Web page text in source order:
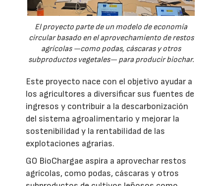
El proyecto parte de un modelo de economía
circular basado en el aprovechamiento de restos
agrícolas —como podas, cáscaras y otros
subproductos vegetales— para producir biochar.
Este proyecto nace con el objetivo ayudar a
los agricultores a diversificar sus fuentes de
ingresos y contribuir a la descarbonización
del sistema agroalimentario y mejorar la
sostenibilidad y la rentabilidad de las
explotaciones agrarias.
GO BioChargae aspira a aprovechar restos
agrícolas, como podas, cáscaras y otros